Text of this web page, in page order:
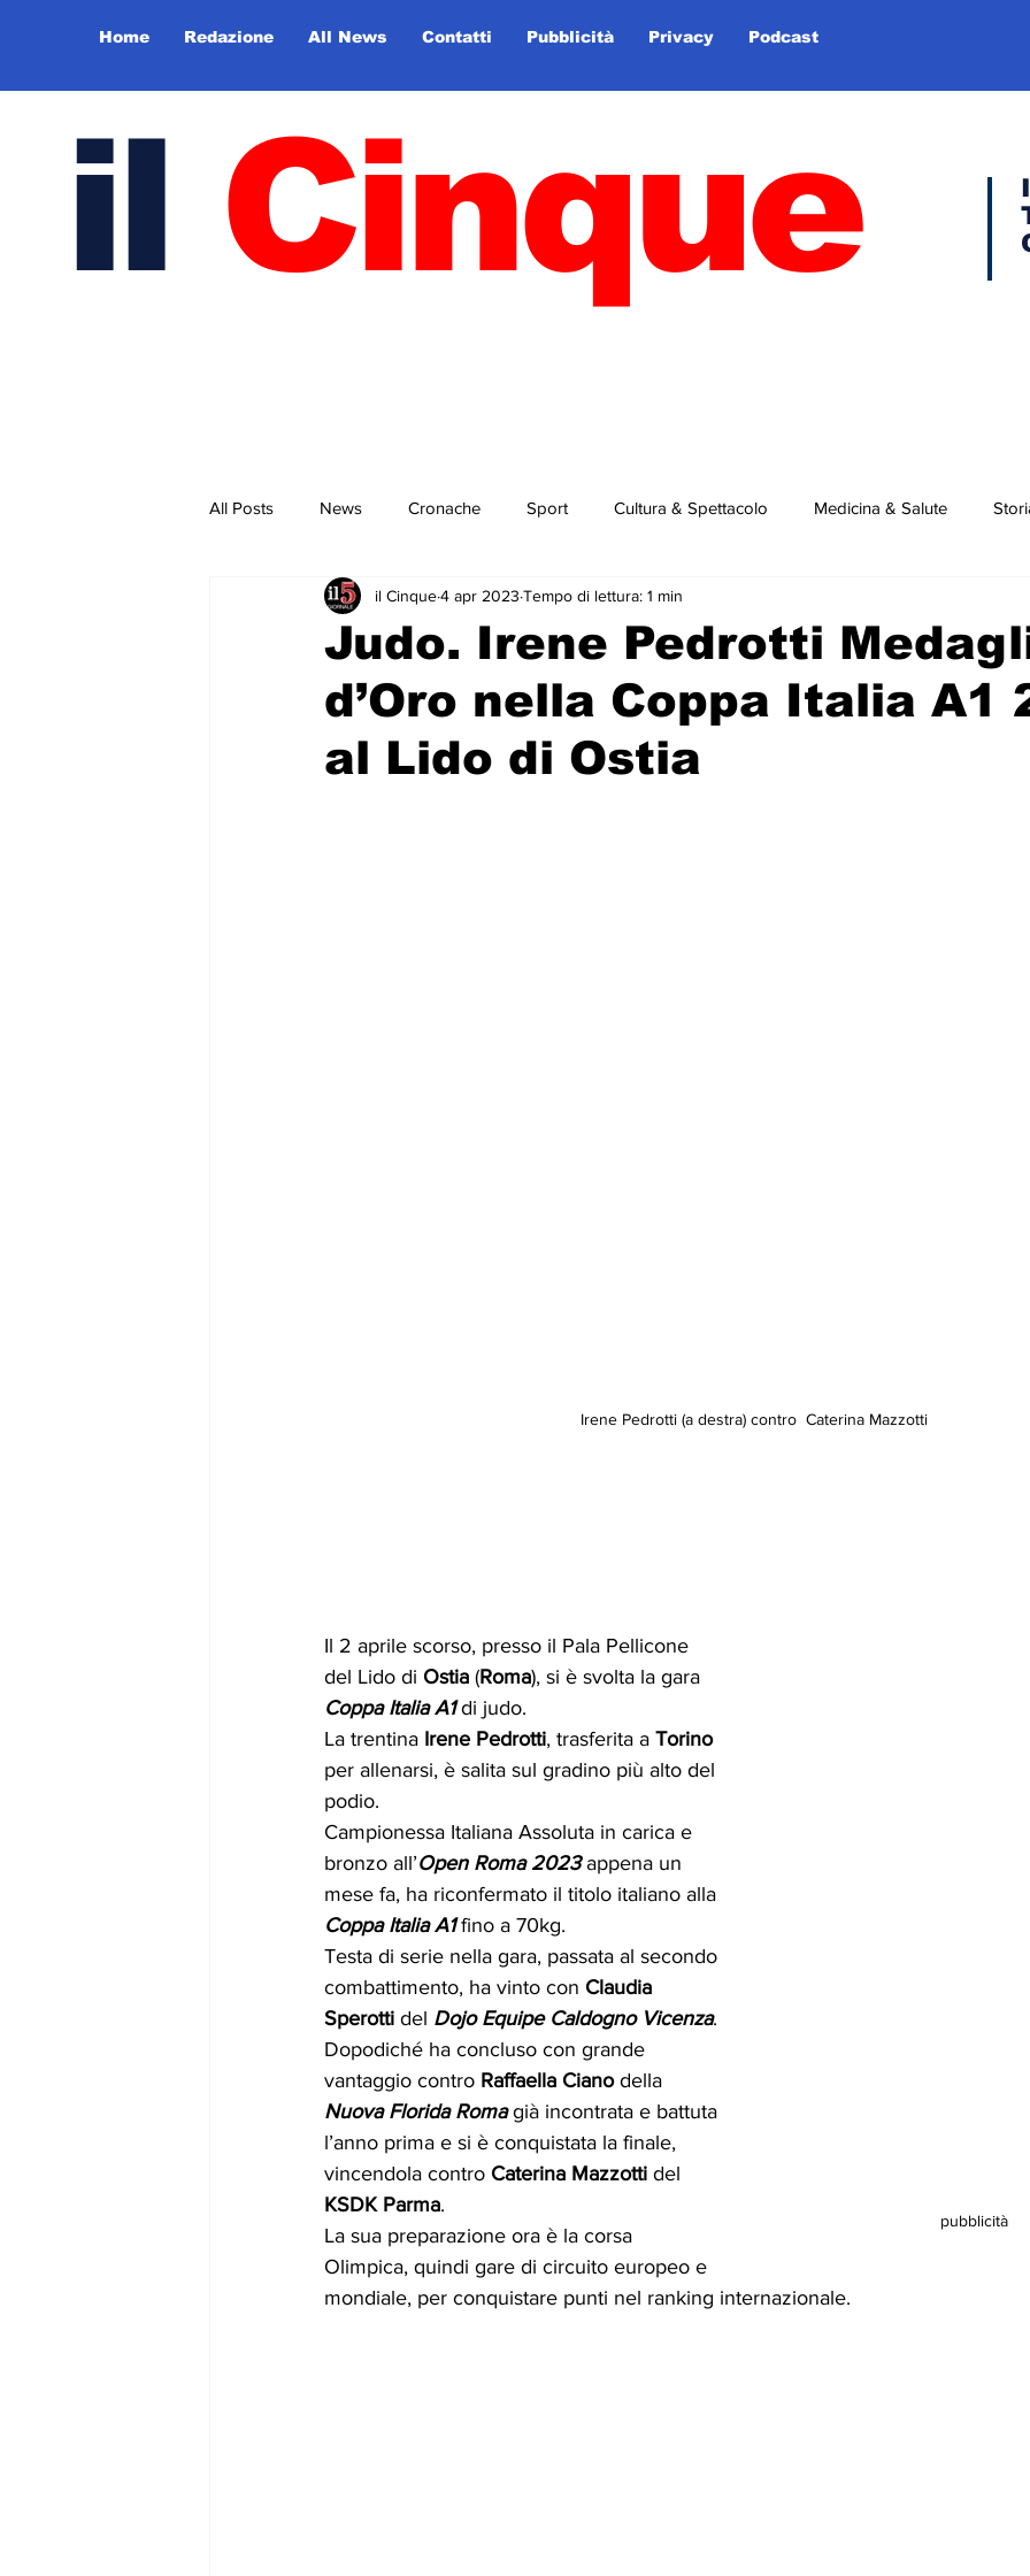
Home Redazione All News Contatti Pubblicità Privacy Podcast
il Cinque
All Posts News Cronache Sport Cultura & Spettacolo Medicina & Salute
Rubriche & Curiosità Sport in primo piano
Judo. Irene Pedrotti
d’Oro nella Coppa Italia A1
al Lido di Ostia
il Cinque4 apr 2023 Tempo di lettura: 1 min
  Irene Pedrotti (a destra) contro  Caterina Mazzotti
pubblicità
Il 2 aprile scorso, presso il Pala Pellicone
del Lido di Ostia (Roma), si è svolta la gara
Coppa Italia A1 di judo.
La trentina Irene Pedrotti, trasferita a Torino
per allenarsi, è salita sul gradino più alto del
podio.
Campionessa Italiana Assoluta in carica e
bronzo all’Open Roma 2023 appena un
mese fa, ha riconfermato il titolo italiano alla
Coppa Italia A1 fino a 70kg.
Testa di serie nella gara, passata al secondo
combattimento, ha vinto con Claudia
Sperotti del Dojo Equipe Caldogno Vicenza.
Dopodiché ha concluso con grande
vantaggio contro Raffaella Ciano della
Nuova Florida Roma già incontrata e battuta
l’anno prima e si è conquistata la finale,
vincendola contro Caterina Mazzotti del
KSDK Parma.
La sua preparazione ora è la corsa
Olimpica, quindi gare di circuito europeo e
mondiale, per conquistare punti nel ranking internazionale.